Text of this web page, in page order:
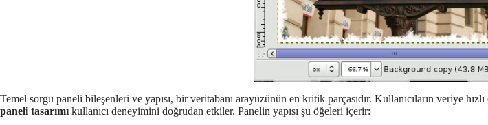
Temel sorgu paneli bileşenleri ve yapısı, bir veritabanı arayüzünün en kritik parçasıdır. Kullanıcıların veriye
paneli tasarımı kullanıcı deneyimini doğrudan etkiler. Panelin yapısı şu öğeleri içerir: